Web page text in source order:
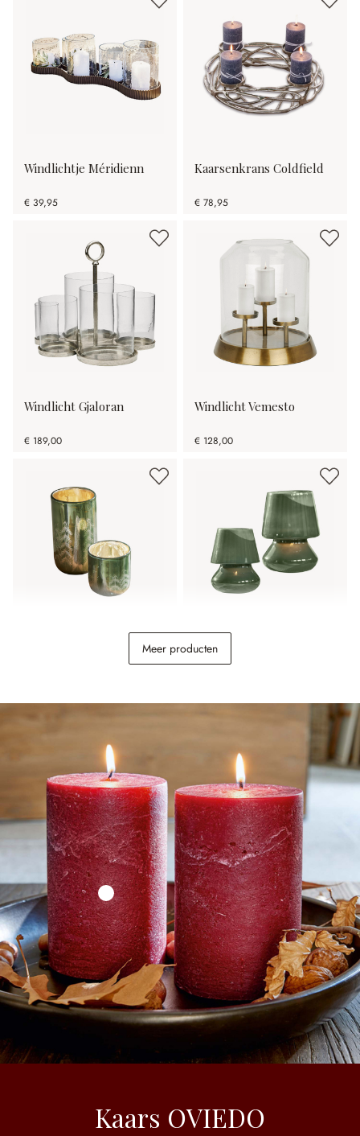
Windlichtje Méridienn
€ 39,95
Kaarsenkrans Coldfield
€ 78,95
Windlicht Gjaloran
€ 189,00
Windlicht Vemesto
€ 128,00
Windlichtje set van 2
Sorrivella
Meer producten
Kaars OVIEDO